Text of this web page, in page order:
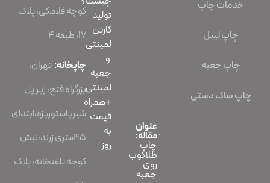
خدمات چاپ
چاپ لیبل
چاپ جعبه
چاپ ساک دستی
عنوان
مقاله:
چاپ
طلاکوب
روی
جعبه
تولید
کارتن
لمینتی
و
جعبه
لمینتی
+همراه
قیمت
به
روز
کوچه فلامکی، پلاک
۱۷، طبقه ۴
چاپخانه: تهران،
بزرگراه فتح، زیر پل
شیرپاستوریزه،ابتدای
45متری زرند،نبش
کوچه تلفنخانه، پلاک